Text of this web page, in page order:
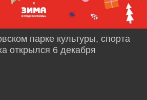
парке культуры, спорта
открылся 6 декабря